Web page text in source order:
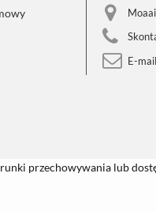
E-
przechowywania lub